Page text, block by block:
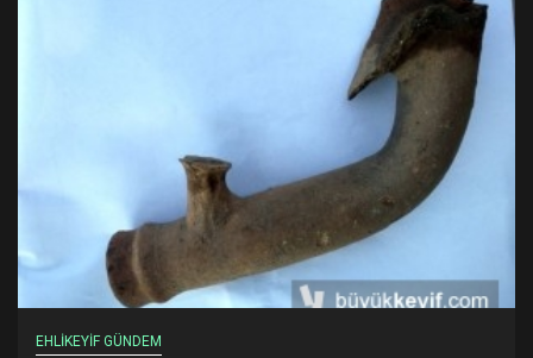
EHLİKEYİF GÜNDEM